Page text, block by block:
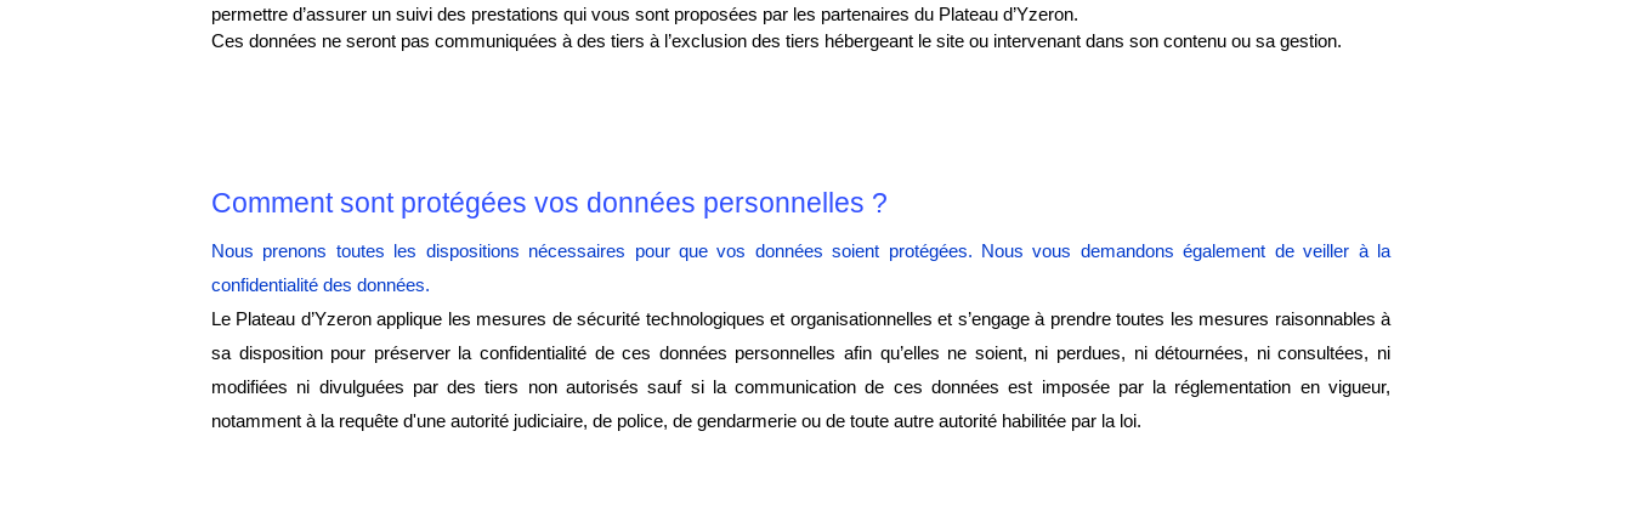
permettre d’assurer un suivi des prestations qui vous sont proposées par les partenaires du Plateau d’Yzeron.
Ces données ne seront pas communiquées à des tiers à l’exclusion des tiers hébergeant le site ou intervenant dans son contenu ou sa gestion.
Comment sont protégées vos données personnelles ?
Nous prenons toutes les dispositions nécessaires pour que vos données soient protégées. Nous vous demandons également de veiller à la
confidentialité des données.
Le Plateau d’Yzeron applique les mesures de sécurité technologiques et organisationnelles et s’engage à prendre toutes les mesures raisonnables à
sa disposition pour préserver la confidentialité de ces données personnelles afin qu’elles ne soient, ni perdues, ni détournées, ni consultées, ni
modifiées ni divulguées par des tiers non autorisés sauf si la communication de ces données est imposée par la réglementation en vigueur,
notamment à la requête d'une autorité judiciaire, de police, de gendarmerie ou de toute autre autorité habilitée par la loi.